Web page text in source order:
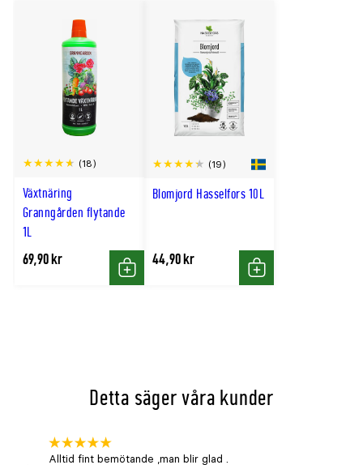
Växtnäring
Granngården flytande
1L
(18)
69,90 kr
Köp
Blomjord Hasselfors 10L
(19)
44,90 kr
Köp
Detta säger våra kunder
Alltid fint bemötande ,man blir glad .